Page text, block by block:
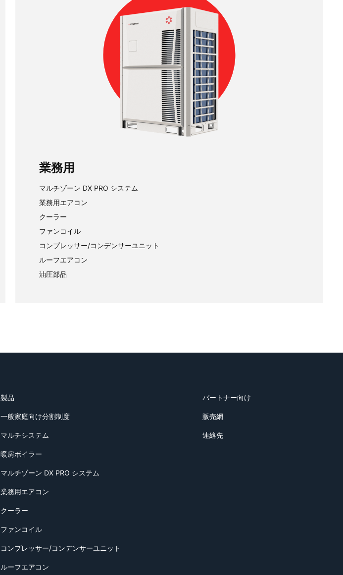
業務用
マルチゾーン DX PRO システム
業務用エアコン
クーラー
ファンコイル
コンプレッサー/コンデンサーユニット
ルーフエアコン
油圧部品
製品
一般家庭向け分割制度
マルチシステム
暖房ボイラー
マルチゾーン DX PRO システム
業務用エアコン
クーラー
ファンコイル
コンプレッサー/コンデンサーユニット
ルーフエアコン
パートナー向け
販売網
連絡先